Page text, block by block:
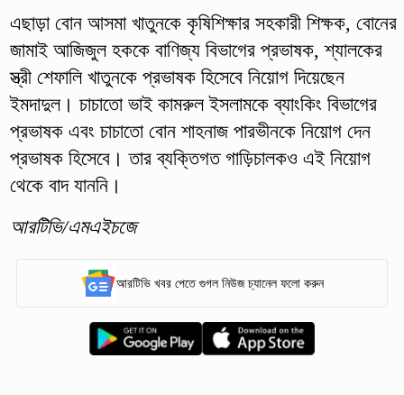
এছাড়া বোন আসমা খাতুনকে কৃষিশিক্ষার সহকারী শিক্ষক, বোনের
জামাই আজিজুল হককে বাণিজ্য বিভাগের প্রভাষক, শ্যালকের
স্ত্রী শেফালি খাতুনকে প্রভাষক হিসেবে নিয়োগ দিয়েছেন
ইমদাদুল। চাচাতো ভাই কামরুল ইসলামকে ব্যাংকিং বিভাগের
প্রভাষক এবং চাচাতো বোন শাহনাজ পারভীনকে নিয়োগ দেন
প্রভাষক হিসেবে। তার ব্যক্তিগত গাড়িচালকও এই নিয়োগ
থেকে বাদ যাননি।
আরটিভি/এমএইচজে
আরটিভি খবর পেতে গুগল নিউজ চ্যানেল ফলো করুন